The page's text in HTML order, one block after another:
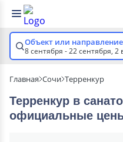
Объект или направление
8 сентября - 22 сентября, 2
Главная Сочи Терренкур
Терренкур в
официальные